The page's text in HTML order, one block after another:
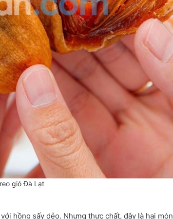
gió Đà Lạt
hồng sấy dẻo. Nhưng thực chất, đây là hai món